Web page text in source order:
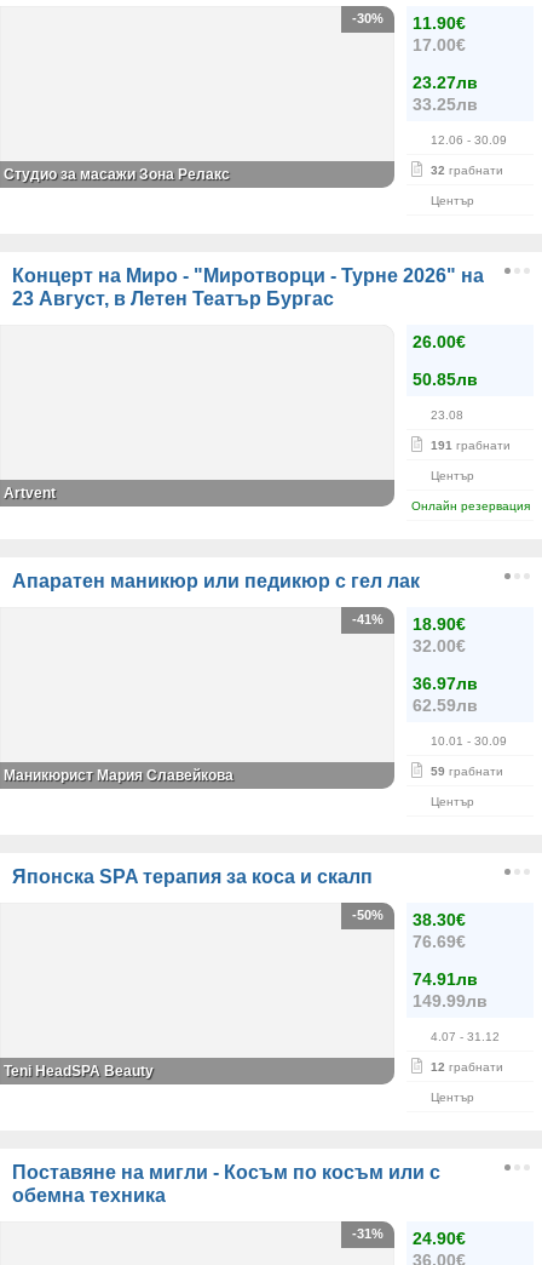
11.90€
17.00€
23.27лв
33.25лв
12.06 - 30.09
32 грабнати
Център
-30%
Студио за масажи Зона Релакс
Концерт на Миро - "Миротворци - Турне 2026" на
23 Август, в Летен Театър Бургас
26.00€
50.85лв
23.08
191 грабнати
Център
Онлайн резервация
Artvent
Апаратен маникюр или педикюр с гел лак
18.90€
32.00€
36.97лв
62.59лв
10.01 - 30.09
59 грабнати
Център
-41%
Маникюрист Мария Славейкова
Японска SPA терапия за коса и скалп
38.30€
76.69€
74.91лв
149.99лв
4.07 - 31.12
12 грабнати
Център
-50%
Teni HeadSPA Beauty
Поставяне на мигли - Косъм по косъм или с
обемна техника
24.90€
36.00€
-31%